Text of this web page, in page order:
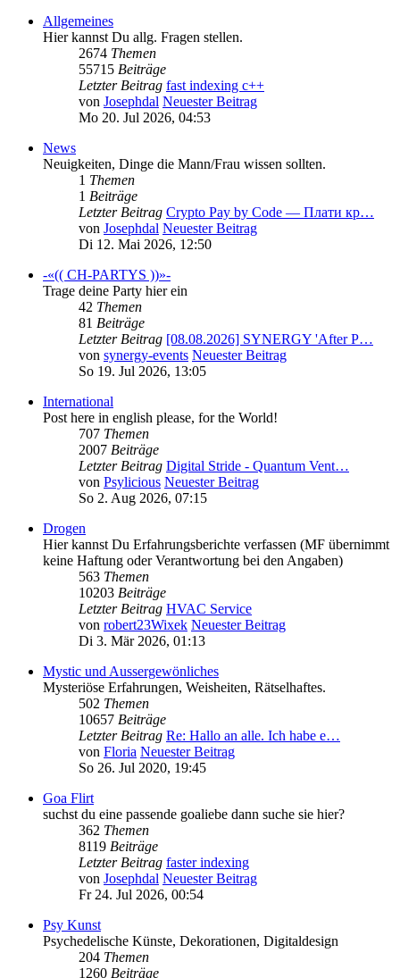
Allgemeines
Hier kannst Du allg. Fragen stellen.
2674 Themen
55715 Beiträge
Letzter Beitrag fast indexing c++
von Josephdal Neuester Beitrag
Mo 20. Jul 2026, 04:53
News
Neuigkeiten, Dinge die Mann/Frau wissen sollten.
1 Themen
1 Beiträge
Letzter Beitrag Crypto Pay by Code — Плати кр…
von Josephdal Neuester Beitrag
Di 12. Mai 2026, 12:50
-«(( CH-PARTYS ))»-
Trage deine Party hier ein
42 Themen
81 Beiträge
Letzter Beitrag [08.08.2026] SYNERGY 'After P…
von synergy-events Neuester Beitrag
So 19. Jul 2026, 13:05
International
Post here in english please, for the World!
707 Themen
2007 Beiträge
Letzter Beitrag Digital Stride - Quantum Vent…
von Psylicious Neuester Beitrag
So 2. Aug 2026, 07:15
Drogen
Hier kannst Du Erfahrungsberichte verfassen (MF übernimmt
keine Haftung oder Verantwortung bei den Angaben)
563 Themen
10203 Beiträge
Letzter Beitrag HVAC Service
von robert23Wixek Neuester Beitrag
Di 3. Mär 2026, 01:13
Mystic und Aussergewönliches
Mysteriöse Erfahrungen, Weisheiten, Rätselhaftes.
502 Themen
10657 Beiträge
Letzter Beitrag Re: Hallo an alle. Ich habe e…
von Floria Neuester Beitrag
So 26. Jul 2020, 19:45
Goa Flirt
suchst du eine passende goaliebe dann suche sie hier?
362 Themen
8119 Beiträge
Letzter Beitrag faster indexing
von Josephdal Neuester Beitrag
Fr 24. Jul 2026, 00:54
Psy Kunst
Psychedelische Künste, Dekorationen, Digitaldesign
204 Themen
1260 Beiträge